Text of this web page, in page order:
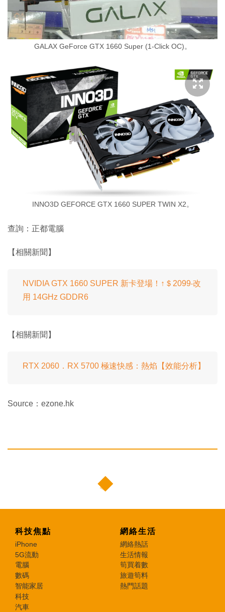
GALAX GeForce GTX 1660 Super (1-Click OC)。
INNO3D GEFORCE GTX 1660 SUPER TWIN X2。
查詢：正都電腦
【相關新聞】
NVIDIA GTX 1660 SUPER 新卡登場！↑＄2099‧改
用 14GHz GDDR6
【相關新聞】
RTX 2060．RX 5700 極速快感：熱焰【效能分析】
Source：ezone.hk
科技焦點
iPhone
5G流動
電腦
數碼
智能家居
科技
汽車
網絡生活
網絡熱話
生活情報
筍買着數
旅遊筍料
熱門話題